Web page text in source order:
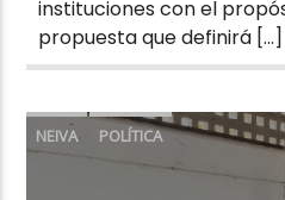
instituciones con el
propuesta que definirá […]
NEIVA POLÍTICA